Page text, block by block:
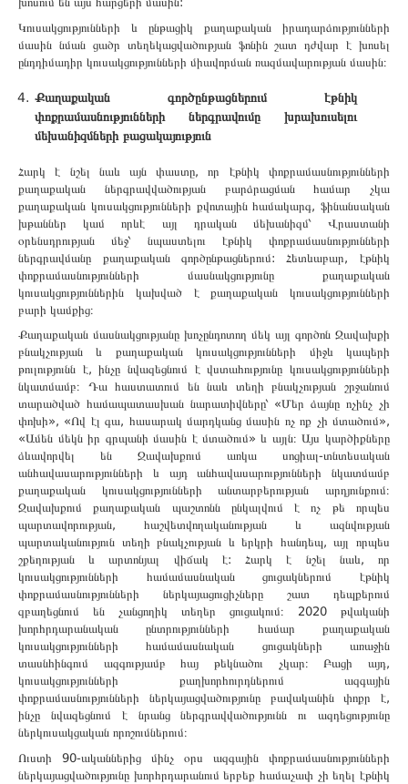
Կուսակցությունների և ընթացիկ քաղաքական իրադարձությունների
մասին նման ցածր տեղեկացվածության ֆոնին շատ դժվար է խոսել
ընդդիմադիր կուսակցությունների միավորման ռազմավարության մասին։
Քաղաքական գործընթացներում էթնիկ
փոքրամասնությունների ներգրավումը խրախուսելու
մեխանիզմների բացակայություն
Հարկ է նշել նաև այն փաստը, որ էթնիկ փոքրամասնությունների
քաղաքական ներգրավվածության բարձրացման համար չկա
քաղաքական կուսակցությունների քվոտային համակարգ, ֆինանսական
խթաններ կամ որևէ այլ դրական մեխանիզմ՝ Վրաստանի
օրենսդրության մեջ՝ նպաստելու էթնիկ փոքրամասնությունների
ներգրավմանը քաղաքական գործընթացներում: Հետևաբար, էթնիկ
փոքրամասնությունների մասնակցությունը քաղաքական
կուսակցություններին կախված է քաղաքական կուսակցությունների
բարի կամքից։
Քաղաքական մասնակցությանը խոչընդոտող մեկ այլ գործոն Ջավախքի
բնակչության և քաղաքական կուսակցությունների միջև կապերի
թուլությունն է, ինչը նվազեցնում է վստահությունը կուսակցությունների
նկատմամբ։ Դա հաստատում են նաև տեղի բնակչության շրջանում
տարածված համապատասխան նարատիվները՝ «Մեր ձայնը ոչինչ չի
փոխի», «Ով էլ գա, հասարակ մարդկանց մասին ոչ ոք չի մտածում»,
«Ամեն մեկն իր գրպանի մասին է մտածում» և այլն։ Այս կարծիքները
ձևավորվել են Ջավախքում առկա սոցիալ-տնտեսական
անհավասարությունների և այդ անհավասարությունների նկատմամբ
քաղաքական կուսակցությունների անտարբերության արդյունքում։
Ջավախքում քաղաքական պաշտոնն ընկալվում է ոչ թե որպես
պարտավորության, հաշվետվողականության և ազնվության
պարտականություն տեղի բնակչության և երկրի հանդեպ, այլ որպես
շքեղության և արտոնյալ վիճակ է: Հարկ է նշել նաև, որ
կուսակցությունների համամասնական ցուցակներում էթնիկ
փոքրամասնությունների ներկայացուցիչները շատ դեպքերում
զբաղեցնում են չանցողիկ տեղեր ցուցակում։ 2020 թվականի
խորհրդարանական ընտրությունների համար քաղաքական
կուսակցությունների համամասնական ցուցակների առաջին
տասնհինգում ազգությամբ հայ թեկնածու չկար։ Բացի այդ,
կուսակցությունների քաղխորհուրդներում ազգային
փոքրամասնությունների ներկայացվածությունը բավականին փոքր է,
ինչը նվազեցնում է նրանց ներգրավվածությունն ու ազդեցությունը
ներկուսակցական որոշումներում։
Ուստի 90-ականներից մինչ օրս ազգային փոքրամասնությունների
ներկայացվածությունը խորհրդարանում երբեք համաչափ չի եղել էթնիկ